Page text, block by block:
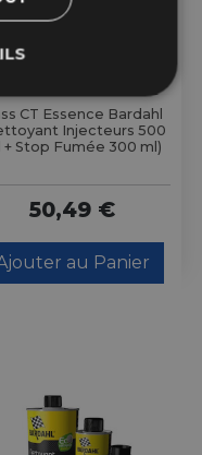
5 En Stock
CT Essence Bardahl
Injecteurs 500
+ Stop Fumée 300 ml)
50,49 €
au Panier